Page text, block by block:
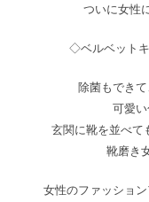
ついに女性
◇ベルベット
除菌もでき
可愛い
玄関に靴を並べて
靴磨き
女性のファッショ